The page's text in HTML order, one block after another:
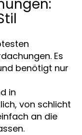
Es
benötigt nur
in
von schlicht
an die